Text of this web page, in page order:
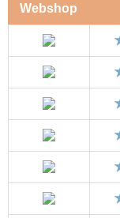
Webshop